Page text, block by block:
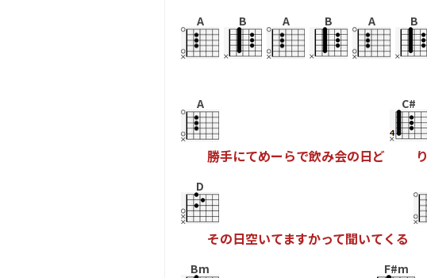
A B A B A B
A
勝手にてめーらで飲み会の日ど
C#
り
D
その日空いてますかって聞いてく る
Bm F#m